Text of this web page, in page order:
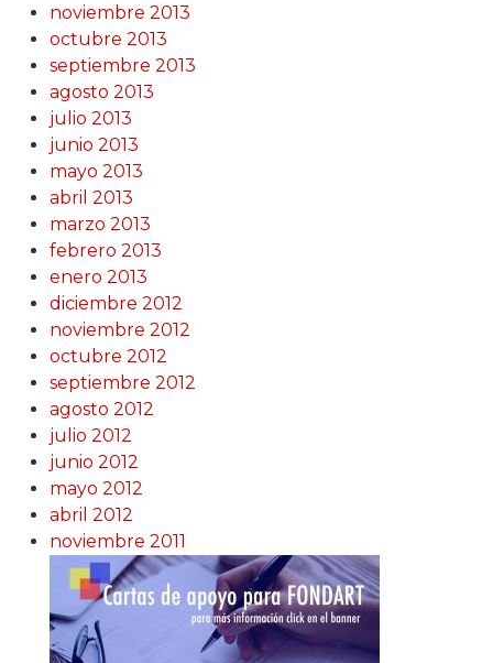
noviembre 2013
octubre 2013
septiembre 2013
agosto 2013
julio 2013
junio 2013
mayo 2013
abril 2013
marzo 2013
febrero 2013
enero 2013
diciembre 2012
noviembre 2012
octubre 2012
septiembre 2012
agosto 2012
julio 2012
junio 2012
mayo 2012
abril 2012
noviembre 2011